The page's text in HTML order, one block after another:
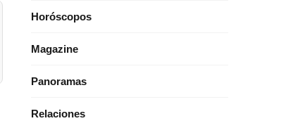
Horóscopos
Magazine
Panoramas
Relaciones